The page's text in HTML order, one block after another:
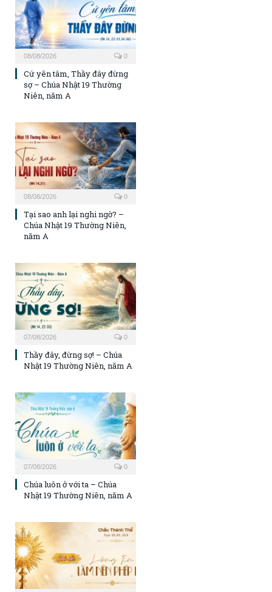
08/08/2026 0
Cứ yên tâm, Thầy đây đừng
sợ – Chúa Nhật 19 Thường
Niên, năm A
08/08/2026 0
Tại sao anh lại nghi ngờ? –
Chúa Nhật 19 Thường Niên,
năm A
07/08/2026 0
Thầy đây, đừng sợ! – Chúa
Nhật 19 Thường Niên, năm A
07/08/2026 0
Chúa luôn ở với ta – Chúa
Nhật 19 Thường Niên, năm A